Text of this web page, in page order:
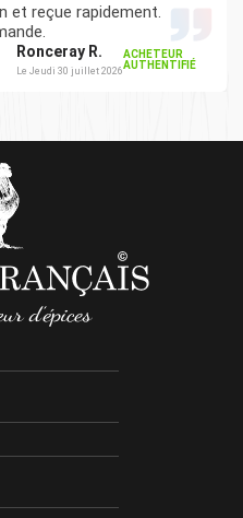
et reçue rapidement.
Ronceray R.
Le Jeudi 30 juillet 2026
ACHETEUR
AUTHENTIFIÉ